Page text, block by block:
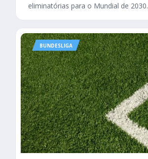
eliminatórias para o Mundial de 2030.
BUNDESLIGA